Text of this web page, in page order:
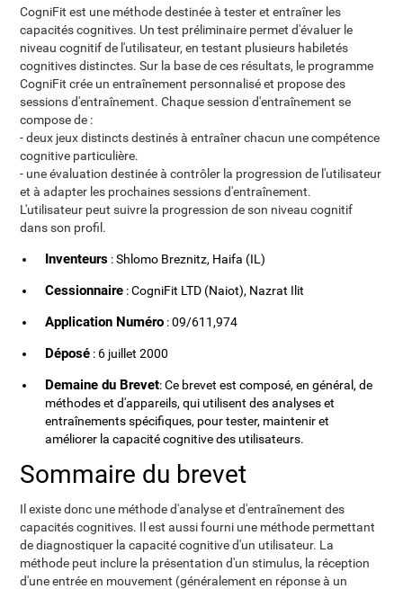
CogniFit est une méthode destinée à tester et entraîner les
capacités cognitives. Un test préliminaire permet d'évaluer le
niveau cognitif de l'utilisateur, en testant plusieurs habiletés
cognitives distinctes. Sur la base de ces résultats, le programme
CogniFit crée un entraînement personnalisé et propose des
sessions d'entraînement. Chaque session d'entraînement se
compose de :
- deux jeux distincts destinés à entraîner chacun une compétence
cognitive particulière.
- une évaluation destinée à contrôler la progression de l'utilisateur
et à adapter les prochaines sessions d'entraînement.
L'utilisateur peut suivre la progression de son niveau cognitif
dans son profil.
Inventeurs : Shlomo Breznitz, Haifa (IL)
Cessionnaire : CogniFit LTD (Naiot), Nazrat Ilit
Application Numéro : 09/611,974
Déposé : 6 juillet 2000
Demaine du Brevet: Ce brevet est composé, en général, de
méthodes et d'appareils, qui utilisent des analyses et
entraînements spécifiques, pour tester, maintenir et
améliorer la capacité cognitive des utilisateurs.
Sommaire du brevet
Il existe donc une méthode d'analyse et d'entraînement des
capacités cognitives. Il est aussi fourni une méthode permettant
de diagnostiquer la capacité cognitive d'un utilisateur. La
méthode peut inclure la présentation d'un stimulus, la réception
d'une entrée en mouvement (généralement en réponse à un